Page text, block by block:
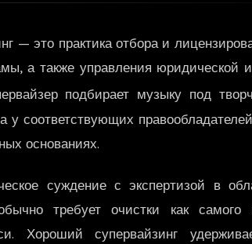
— это практика отбора и
а также управления юридической
подбирает музыку под
у соответствующих
основаниях.
суждение с экспертизой в
требует очистки как самого
Хороший супервайзинг